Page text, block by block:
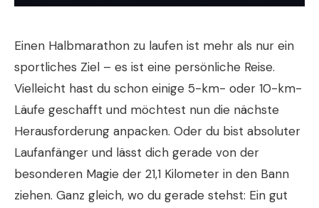
Einen Halbmarathon zu laufen ist mehr als nur ein
sportliches Ziel – es ist eine persönliche Reise.
Vielleicht hast du schon einige 5-km- oder 10-km-
Läufe geschafft und möchtest nun die nächste
Herausforderung anpacken. Oder du bist absoluter
Laufanfänger und lässt dich gerade von der
besonderen Magie der 21,1 Kilometer in den Bann
ziehen. Ganz gleich, wo du gerade stehst: Ein gut